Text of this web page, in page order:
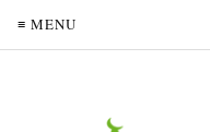
≡ MENU